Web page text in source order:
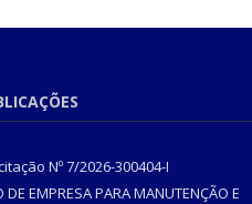
Nº 7/2026-300404-I
DE EMPRESA PARA MANUTENÇÃO E